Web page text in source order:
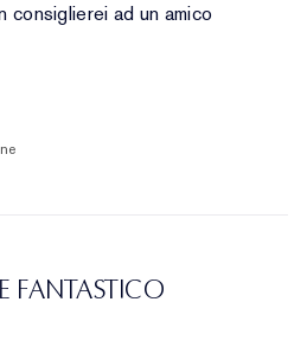
consiglierei ad un amico
FANTASTICO